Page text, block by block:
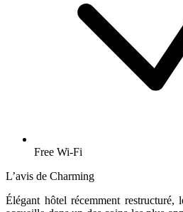
Free Wi-Fi
L’avis de Charming
Élégant hôtel récemment